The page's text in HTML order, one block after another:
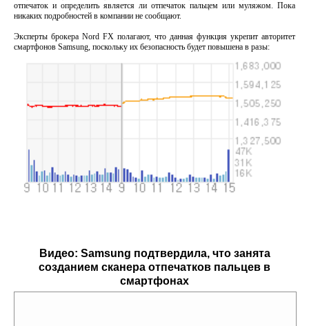
отпечаток и определить является ли отпечаток пальцем или муляжом. Пока
никаких подробностей в компании не сообщают.
Эксперты брокера Nord FX полагают, что данная функция укрепит авторитет
смартфонов Samsung, поскольку их безопасность будет повышена в разы:
Видео: Samsung подтвердила, что занята
созданием сканера отпечатков пальцев в
смартфонах